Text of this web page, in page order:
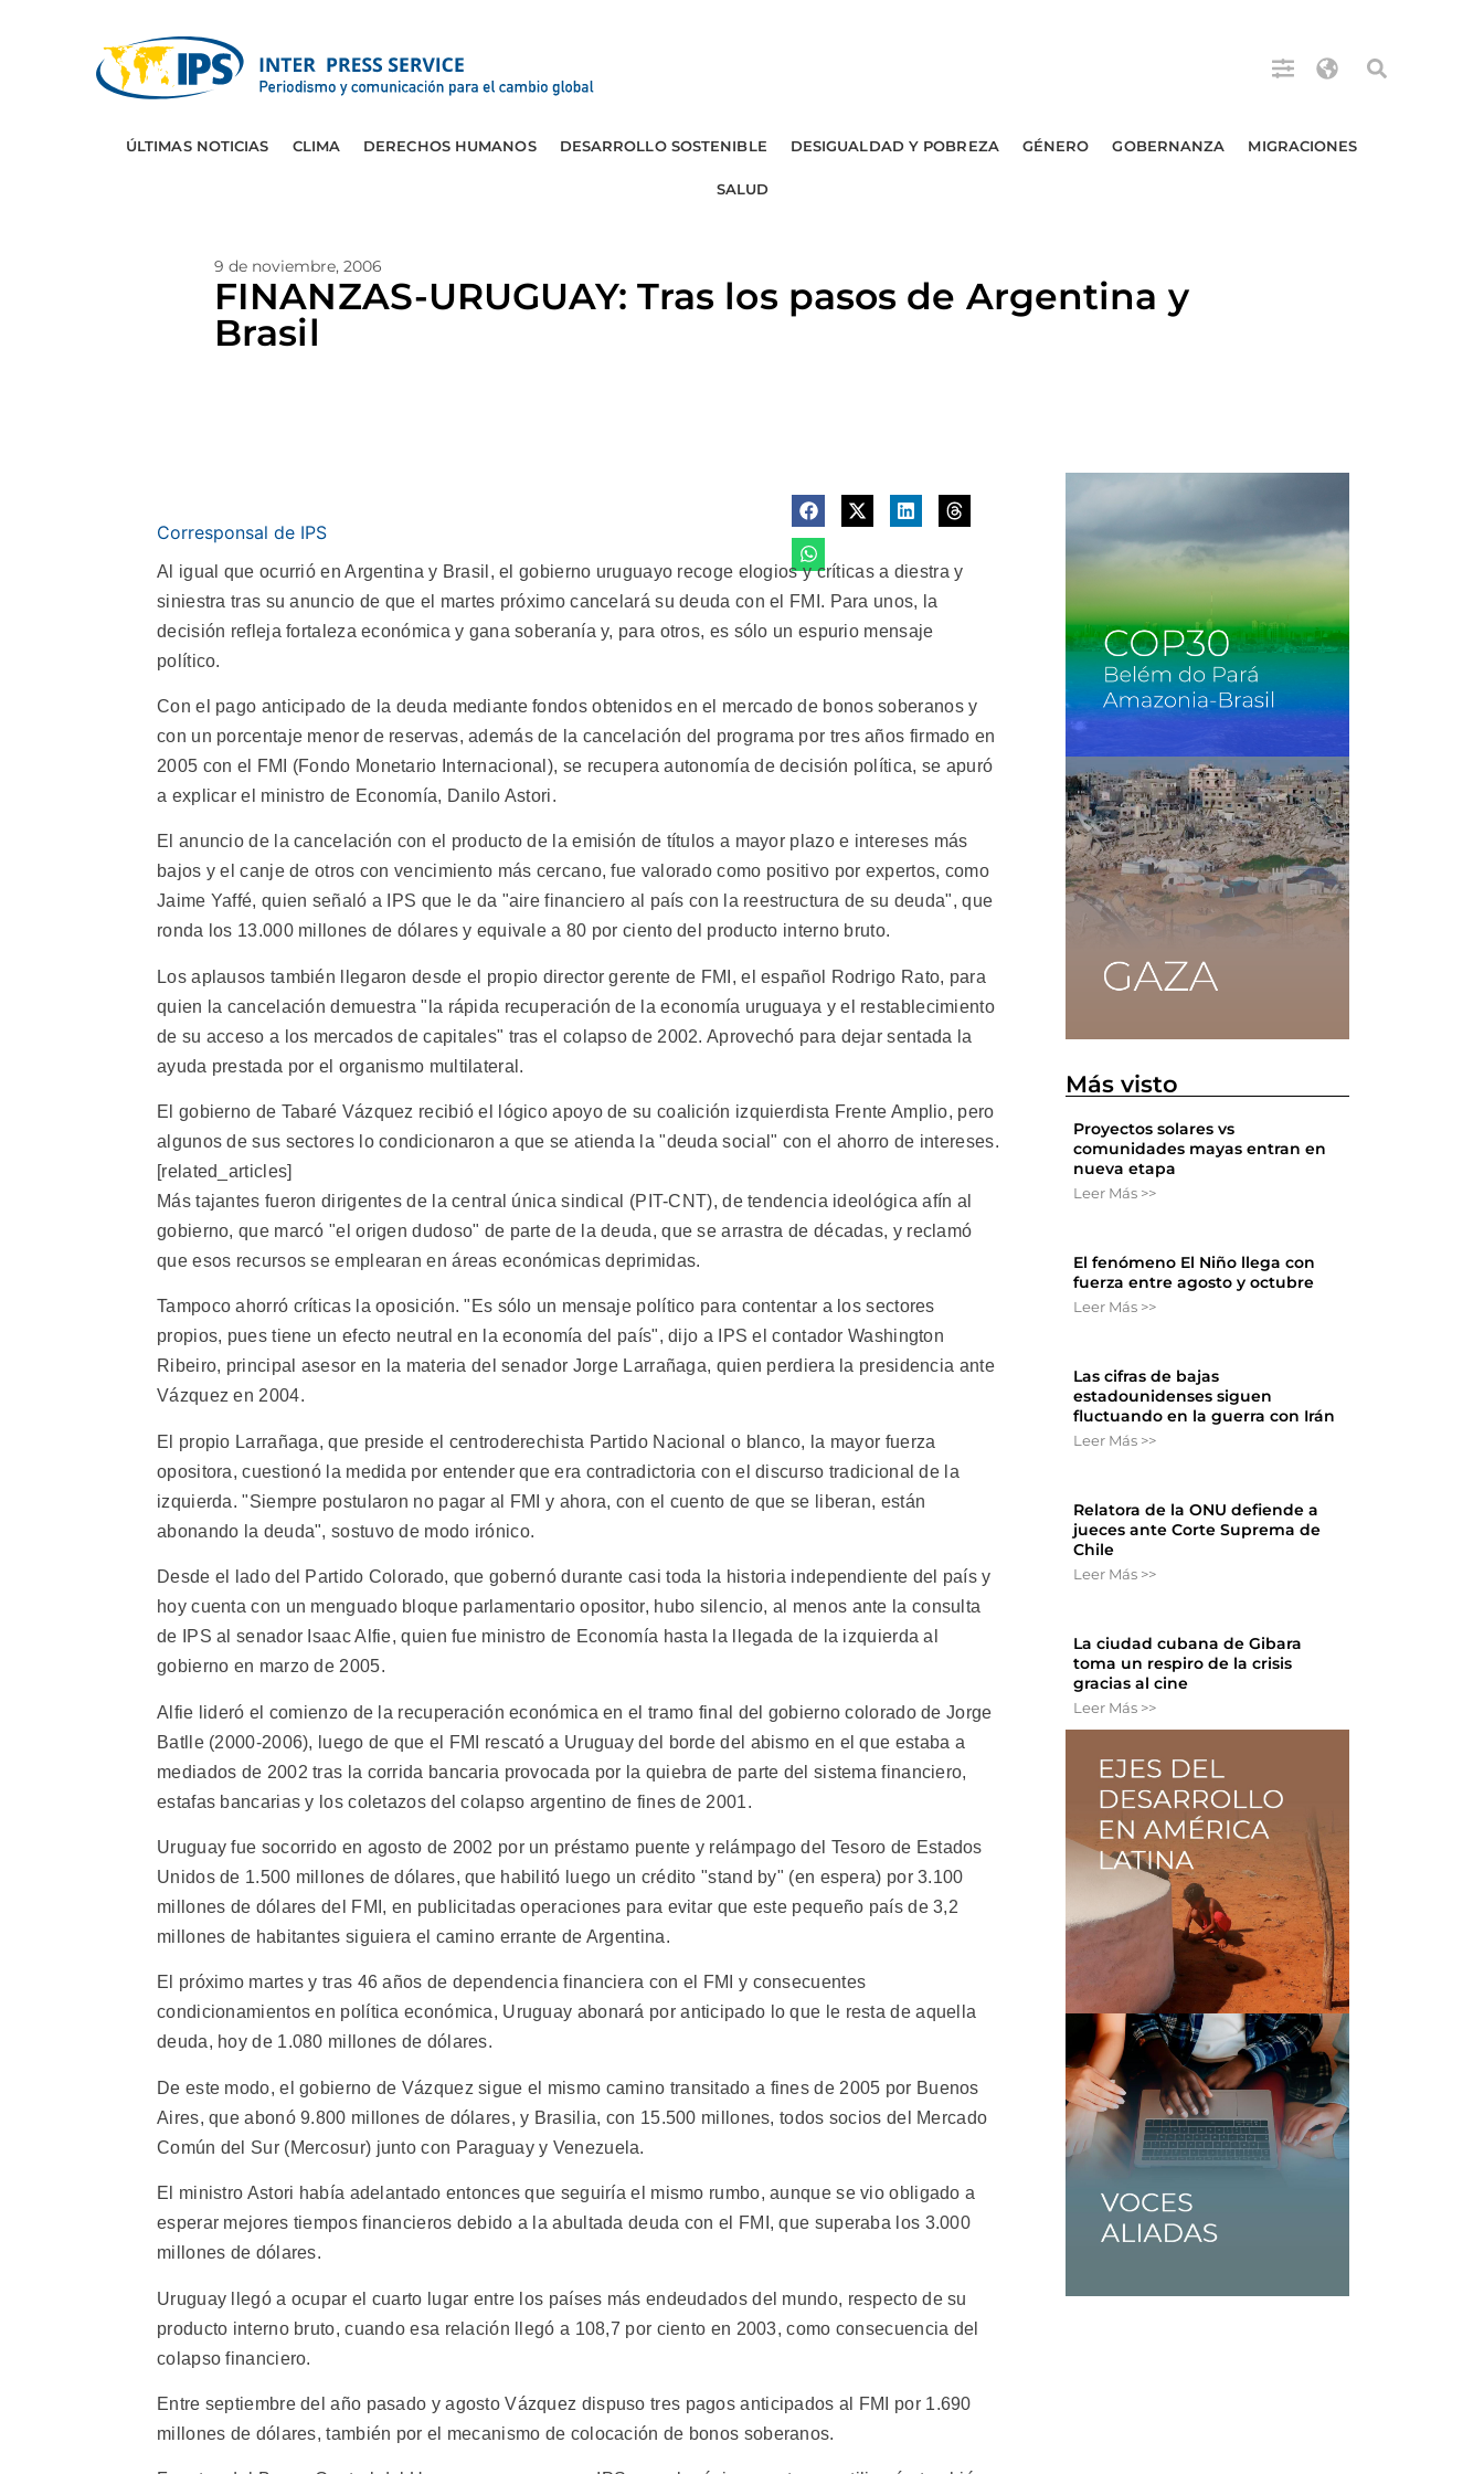
ÚLTIMAS NOTICIAS CLIMA DERECHOS HUMANOS DESARROLLO SOSTENIBLE DESIGUALDAD Y POBREZA GÉNERO GOBERNANZA MIGRACIONES
SALUD
9 de noviembre, 2006
FINANZAS-URUGUAY: Tras los pasos de Argentina y
Brasil
Corresponsal de IPS
Al igual que ocurrió en Argentina y Brasil, el gobierno uruguayo recoge elogios y críticas a diestra y
siniestra tras su anuncio de que el martes próximo cancelará su deuda con el FMI. Para unos, la
decisión refleja fortaleza económica y gana soberanía y, para otros, es sólo un espurio mensaje
político.
Con el pago anticipado de la deuda mediante fondos obtenidos en el mercado de bonos soberanos y
con un porcentaje menor de reservas, además de la cancelación del programa por tres años firmado en
2005 con el FMI (Fondo Monetario Internacional), se recupera autonomía de decisión política, se apuró
a explicar el ministro de Economía, Danilo Astori.
El anuncio de la cancelación con el producto de la emisión de títulos a mayor plazo e intereses más
bajos y el canje de otros con vencimiento más cercano, fue valorado como positivo por expertos, como
Jaime Yaffé, quien señaló a IPS que le da "aire financiero al país con la reestructura de su deuda", que
ronda los 13.000 millones de dólares y equivale a 80 por ciento del producto interno bruto.
Los aplausos también llegaron desde el propio director gerente de FMI, el español Rodrigo Rato, para
quien la cancelación demuestra "la rápida recuperación de la economía uruguaya y el restablecimiento
de su acceso a los mercados de capitales" tras el colapso de 2002. Aprovechó para dejar sentada la
ayuda prestada por el organismo multilateral.
El gobierno de Tabaré Vázquez recibió el lógico apoyo de su coalición izquierdista Frente Amplio, pero
algunos de sus sectores lo condicionaron a que se atienda la "deuda social" con el ahorro de intereses.
[related_articles]
Más tajantes fueron dirigentes de la central única sindical (PIT-CNT), de tendencia ideológica afín al
gobierno, que marcó "el origen dudoso" de parte de la deuda, que se arrastra de décadas, y reclamó
que esos recursos se emplearan en áreas económicas deprimidas.
Tampoco ahorró críticas la oposición. "Es sólo un mensaje político para contentar a los sectores
propios, pues tiene un efecto neutral en la economía del país", dijo a IPS el contador Washington
Ribeiro, principal asesor en la materia del senador Jorge Larrañaga, quien perdiera la presidencia ante
Vázquez en 2004.
El propio Larrañaga, que preside el centroderechista Partido Nacional o blanco, la mayor fuerza
opositora, cuestionó la medida por entender que era contradictoria con el discurso tradicional de la
izquierda. "Siempre postularon no pagar al FMI y ahora, con el cuento de que se liberan, están
abonando la deuda", sostuvo de modo irónico.
Desde el lado del Partido Colorado, que gobernó durante casi toda la historia independiente del país y
hoy cuenta con un menguado bloque parlamentario opositor, hubo silencio, al menos ante la consulta
de IPS al senador Isaac Alfie, quien fue ministro de Economía hasta la llegada de la izquierda al
gobierno en marzo de 2005.
Alfie lideró el comienzo de la recuperación económica en el tramo final del gobierno colorado de Jorge
Batlle (2000-2006), luego de que el FMI rescató a Uruguay del borde del abismo en el que estaba a
mediados de 2002 tras la corrida bancaria provocada por la quiebra de parte del sistema financiero,
estafas bancarias y los coletazos del colapso argentino de fines de 2001.
Uruguay fue socorrido en agosto de 2002 por un préstamo puente y relámpago del Tesoro de Estados
Unidos de 1.500 millones de dólares, que habilitó luego un crédito "stand by" (en espera) por 3.100
millones de dólares del FMI, en publicitadas operaciones para evitar que este pequeño país de 3,2
millones de habitantes siguiera el camino errante de Argentina.
El próximo martes y tras 46 años de dependencia financiera con el FMI y consecuentes
condicionamientos en política económica, Uruguay abonará por anticipado lo que le resta de aquella
deuda, hoy de 1.080 millones de dólares.
De este modo, el gobierno de Vázquez sigue el mismo camino transitado a fines de 2005 por Buenos
Aires, que abonó 9.800 millones de dólares, y Brasilia, con 15.500 millones, todos socios del Mercado
Común del Sur (Mercosur) junto con Paraguay y Venezuela.
El ministro Astori había adelantado entonces que seguiría el mismo rumbo, aunque se vio obligado a
esperar mejores tiempos financieros debido a la abultada deuda con el FMI, que superaba los 3.000
millones de dólares.
Uruguay llegó a ocupar el cuarto lugar entre los países más endeudados del mundo, respecto de su
producto interno bruto, cuando esa relación llegó a 108,7 por ciento en 2003, como consecuencia del
colapso financiero.
Entre septiembre del año pasado y agosto Vázquez dispuso tres pagos anticipados al FMI por 1.690
millones de dólares, también por el mecanismo de colocación de bonos soberanos.
Más visto
Proyectos solares vs
comunidades mayas entran en
nueva etapa
Leer Más >>
El fenómeno El Niño llega con
fuerza entre agosto y octubre
Leer Más >>
Las cifras de bajas
estadounidenses siguen
fluctuando en la guerra con Irán
Leer Más >>
Relatora de la ONU defiende a
jueces ante Corte Suprema de
Chile
Leer Más >>
La ciudad cubana de Gibara
toma un respiro de la crisis
gracias al cine
Leer Más >>